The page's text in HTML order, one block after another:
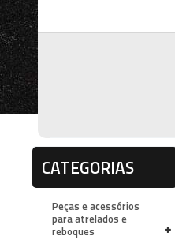
CATEGORIAS
Peças e acessórios
para atrelados e
reboques